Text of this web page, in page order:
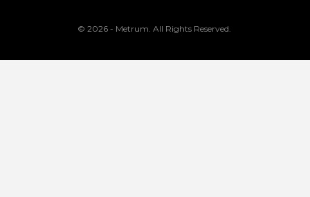
© 2026 - Metrum. All Rights Reserved.